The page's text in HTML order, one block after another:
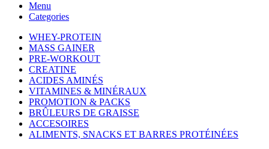
Menu
Categories
WHEY-PROTEIN
MASS GAINER
PRE-WORKOUT
CREATINE
ACIDES AMINÉS
VITAMINES & MINÉRAUX
PROMOTION & PACKS
BRÛLEURS DE GRAISSE
ACCESOIRES
ALIMENTS, SNACKS ET BARRES PROTÉINÉES